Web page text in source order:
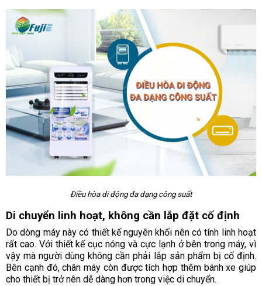
Điều hòa di động đa dạng công suất
Di chuyển linh hoạt, không cần lắp đặt cố định
Do dòng máy này có thiết kế nguyên khối nên có tính linh hoạt
rất cao. Với thiết kế cục nóng và cực lạnh ở bên trong máy, vì
vậy mà người dùng không cần phải lắp sản phẩm bị cố định.
Bên cạnh đó, chân máy còn được tích hợp thêm bánh xe giúp
cho thiết bị trở nên dễ dàng hơn trong việc di chuyển.